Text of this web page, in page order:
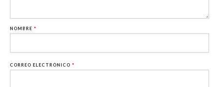
NOMBRE *
CORREO ELECTRÓNICO *